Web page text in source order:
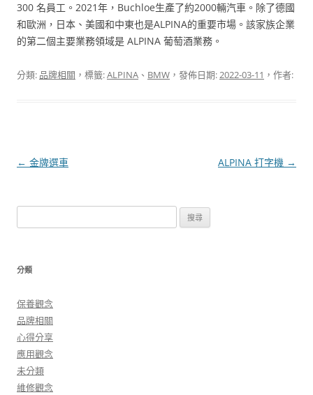
300 名員工。2021年，Buchloe生產了約2000輛汽車。除了德國
和歐洲，日本、美國和中東也是ALPINA的重要市場。該家族企業
的第二個主要業務領域是 ALPINA 葡萄酒業務。
分類: 品牌相關 ，標籤:ALPINA 、 BMW ，發佈日期:2022-03-11 ，作者:
文
← 金牌選車 ALPINA 打字機 →
尋
鍵
分類
保養觀念
品牌相關
心得分享
應用觀念
未分類
維修觀念